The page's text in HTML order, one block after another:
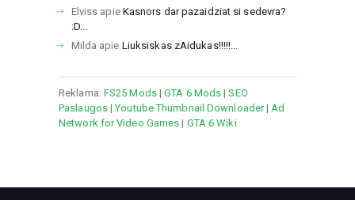
Elviss apie Kasnors dar pazaidziat si sedevra?
:D...
Milda apie Liuksiskas zAidukas!!!!!...
Reklama: FS25 Mods|GTA 6 Mods |SEO
Paslaugos|Youtube Thumbnail Downloader| Ad
Network for Video Games | GTA 6 Wiki